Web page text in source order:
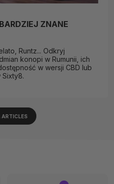
ZNANE
Runtz... Odkryj
konopi w Rumunii, ich
w wersji CBD lub
Sixty8.
ARTICLES